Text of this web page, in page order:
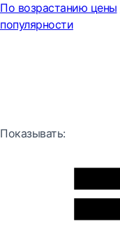
По возрастанию цены
популярности
Показывать: